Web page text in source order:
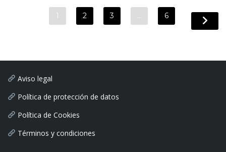
1 2 3 … 6
Aviso legal
Política de protección de datos
Política de Cookies
Términos y condiciones